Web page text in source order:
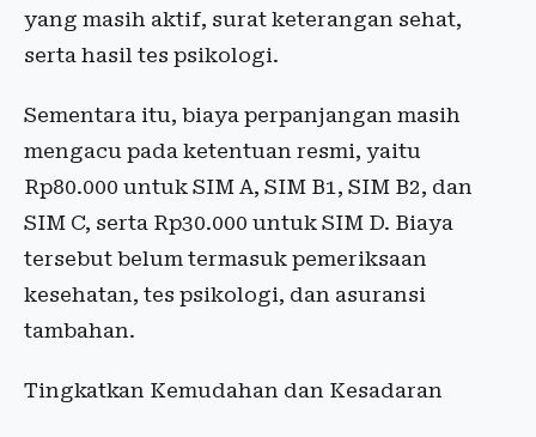
yang masih aktif, surat keterangan sehat,
serta hasil tes psikologi.
Sementara itu, biaya perpanjangan masih
mengacu pada ketentuan resmi, yaitu
Rp80.000 untuk SIM A, SIM B1, SIM B2, dan
SIM C, serta Rp30.000 untuk SIM D. Biaya
tersebut belum termasuk pemeriksaan
kesehatan, tes psikologi, dan asuransi
tambahan.
Tingkatkan Kemudahan dan Kesadaran